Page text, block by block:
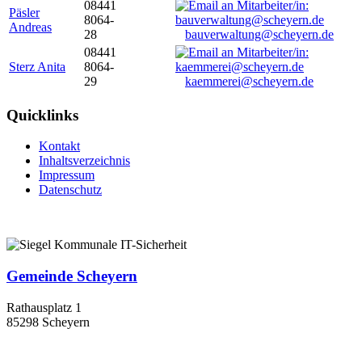
Päsler
Andreas
08441
8064-
28
bauverwaltung@scheyern.de
Sterz Anita
08441
8064-
29
kaemmerei@scheyern.de
Quicklinks
Kontakt
Inhaltsverzeichnis
Impressum
Datenschutz
Gemeinde Scheyern
Rathausplatz 1
85298 Scheyern